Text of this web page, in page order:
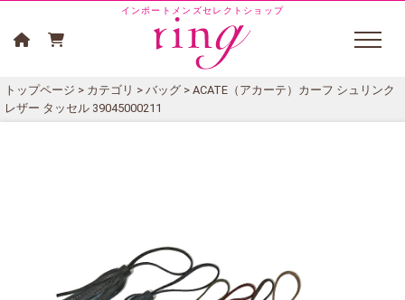
インポートメンズセレクトショップ
トップページ > カテゴリ > バッグ > ACATE（アカーテ）カーフ シュリンク
レザー タッセル 39045000211